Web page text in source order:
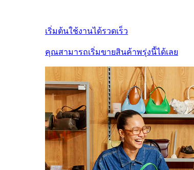
เริ่มต้นใช้งานได้รวดเร็ว
คุณสามารถเริ่มขายสินค้าพรุ่งนี้ได้เลย